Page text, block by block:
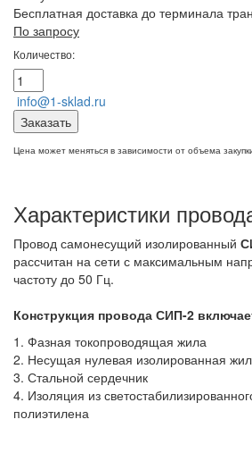
Бесплатная доставка до терминала
По запросу
Количество:
info@1-sklad.ru
Заказать
Цена может меняться в зависимости от объема
Характеристики
Провод самонесущий изолированный
рассчитан на сети с максимальным
частоту до 50 Гц.
Конструкция провода СИП-2
1. Фазная токопроводящая жила
2. Несущая нулевая изолированная
3. Стальной сердечник
4. Изоляция из
полиэтилена